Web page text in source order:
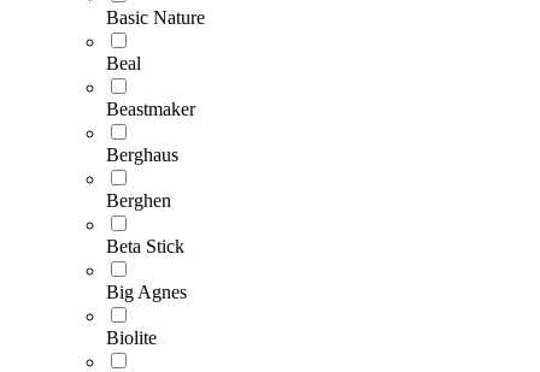
Basic Nature
Beal
Beastmaker
Berghaus
Berghen
Beta Stick
Big Agnes
Biolite